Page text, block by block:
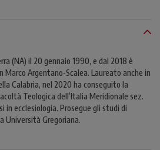
(NA) il 20 gennaio 1990, e dal 2018 è
Marco Argentano-Scalea. Laureato anche in
Calabria, nel 2020 ha conseguito la
Teologica dell’Italia Meridionale sez.
in ecclesiologia. Prosegue gli studi di
Università Gregoriana.